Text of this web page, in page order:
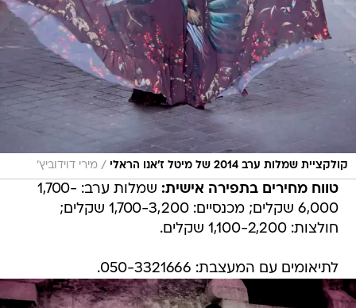
קולקציית שמלות ערב 2014 של מיטל ז'אנו הראלי / מירי דוידוביץ'
טווח מחירים בתפירה אישית:
שמלות ערב: 1,700-
6,000 שקלים; מכנסיים: 1,700-3,200 שקלים;
חולצות: 1,100-2,200 שקלים.
לתיאומים עם המעצבת: 050-3321666.